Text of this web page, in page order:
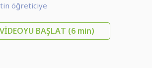
öğreticiye
VIDEOYU BAŞLAT (6 min)